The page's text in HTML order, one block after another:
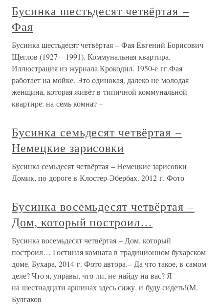
Бусинка шестьдесят четвёртая –
Фая
Бусинка шестьдесят четвёртая – Фая Евгений Борисович
Щеглов (1927—1991). Коммунальная квартира.
Иллюстрация из журнала Крокодил. 1950-е гг.Фая
работает на мойке. Это одинокая, далеко не молодая
женщина, которая живёт в типичной коммунальной
квартире: на семь комнат –
Бусинка семьдесят четвёртая –
Немецкие зарисовки
Бусинка семьдесят четвёртая – Немецкие зарисовки
Домик, по дороге в Клостер-Эбербах. 2012 г. Фото
Бусинка восемьдесят четвёртая –
Дом, который построил…
Бусинка восемьдесят четвёртая – Дом, который
построил… Гостиная комната в традиционном бухарском
доме. Бухара, 2014 г. Фото автора.– Да что такое, в самом
деле? Что я, управы, что ли, не найду на вас? Я
на шестнадцати аршинах здесь сижу, и буду сидеть!(М.
Булгаков